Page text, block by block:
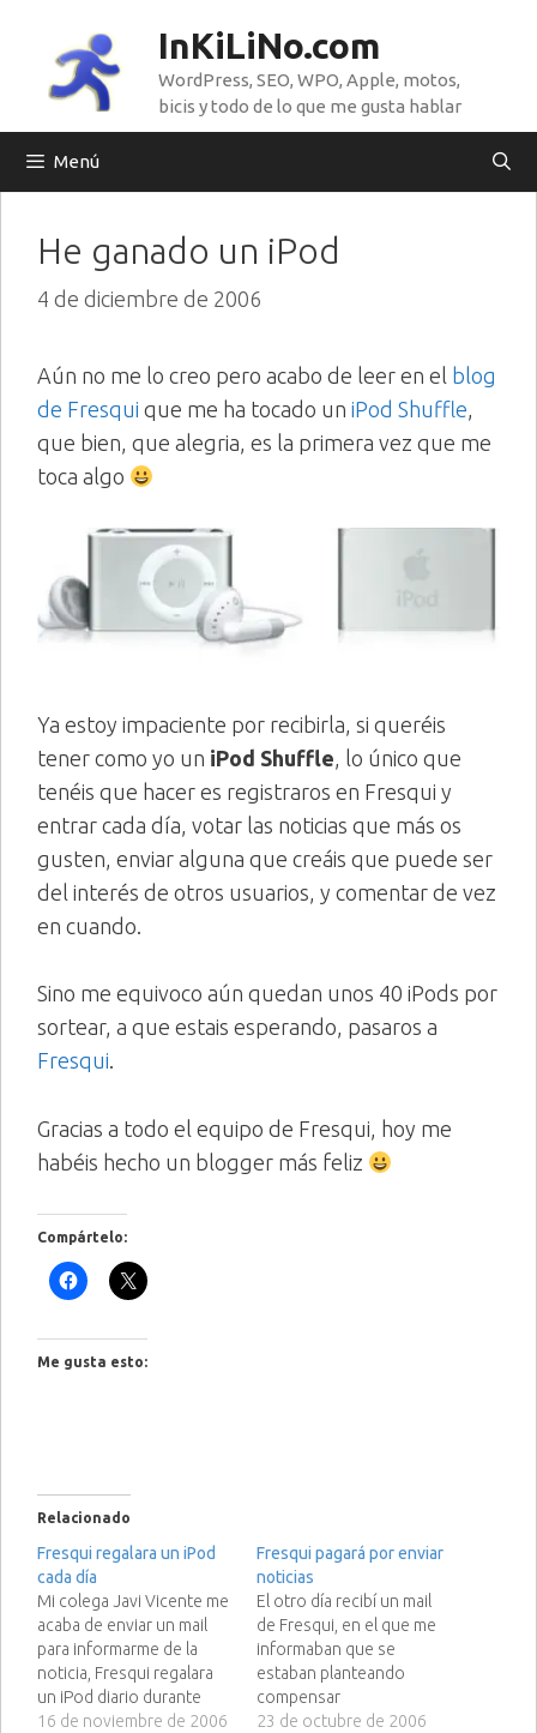
contenido
InKiLiNo.com
WordPress, SEO, WPO, Apple, motos,
bicis y todo de lo que me gusta hablar
Menú
He ganado un iPod
4 de diciembre de 2006
Aún no me lo creo pero acabo de leer en el blog
de Fresqui que me ha tocado un iPod Shuffle,
que bien, que alegria, es la primera vez que me
toca algo
Ya estoy impaciente por recibirla, si queréis
tener como yo un iPod Shuffle , lo único que
tenéis que hacer es registraros en Fresqui y
entrar cada día, votar las noticias que más os
gusten, enviar alguna que creáis que puede ser
del interés de otros usuarios, y comentar de vez
en cuando.
Sino me equivoco aún quedan unos 40 iPods por
sortear, a que estais esperando, pasaros a
Fresqui.
Gracias a todo el equipo de Fresqui, hoy me
habéis hecho un blogger más feliz
Compártelo:
Me gusta esto:
Relacionado
Fresqui regalara un iPod
cada día
Mi colega Javi Vicente me
acaba de enviar un mail
para informarme de la
noticia, Fresqui regalara
un iPod diario durante
todo este mes y
16 de noviembre de 2006
Fresqui pagará por enviar
noticias
El otro día recibí un mail
de Fresqui, en el que me
informaban que se
estaban planteando
compensar
economicamente las
23 de octubre de 2006